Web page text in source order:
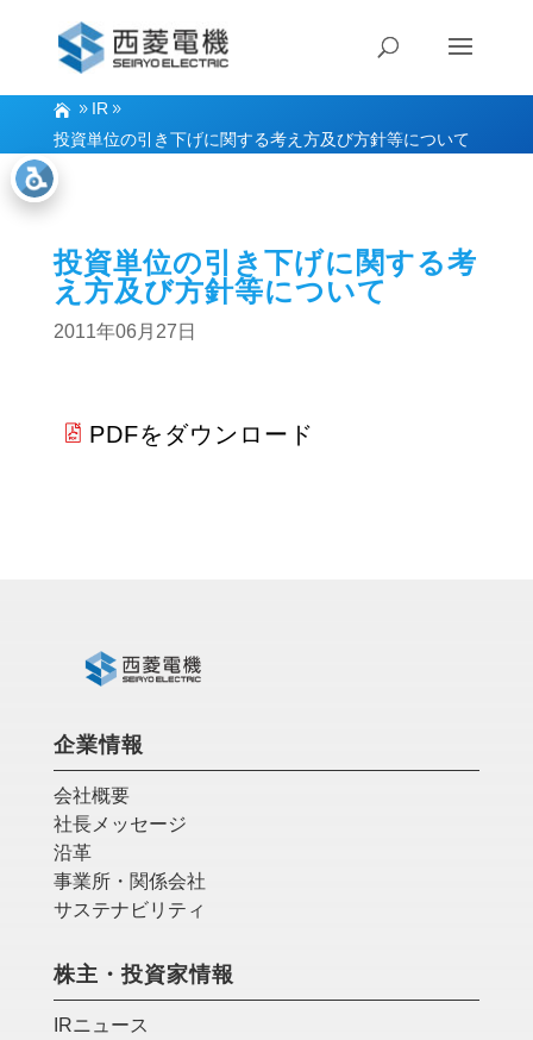
IR
投資単位の引き下げに関する考え方及び方針等について
投資単位の引き下げに関する考
え方及び方針等について
2011年06月27日
PDFをダウンロード
企業情報
会社概要
社長メッセージ
沿革
事業所・関係会社
サステナビリティ
株主・投資家情報
IRニュース